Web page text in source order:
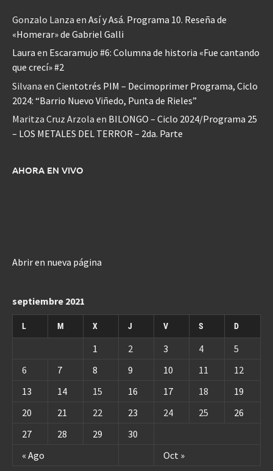
Gonzalo Lanza en Así y Asá. Programa 10. Reseña de
«Homerar» de Gabriel Galli
Laura en Escaramujo #6: Columna de historia «Fue cantando
que crecí» #2
Silvana en Cientotrés PIM – Decimoprimer Programa, Ciclo
2024: “Barrio Nuevo Viñedo, Punta de Rieles”
Maritza Cruz Arzola en BILONGO – Ciclo 2024/Programa 25
– LOS METALES DEL TERROR – 2da. Parte
AHORA EN VIVO
Abrir en nueva página
septiembre 2021
L M X J V S D
« Ago Oct »
1 2 3 4
5
6
7 8 9 10 11
12
13
14 15 16 17 18
19
20
21 22 23 24 25
26
27
28 29 30